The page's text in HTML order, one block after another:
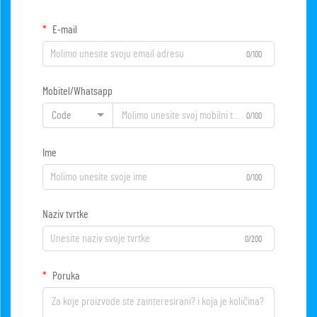
E-mail
0/100
Mobitel/Whatsapp
Code 0/100
Ime
0/100
Naziv tvrtke
0/200
Poruka